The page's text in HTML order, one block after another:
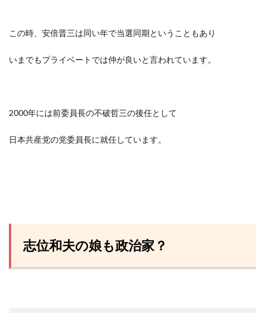
この時、安倍晋三は同い年で当選同期ということもあり
いまでもプライベートでは仲が良いと言われています。
2000年には前委員長の不破哲三の後任として
日本共産党の党委員長に就任しています。
志位和夫の娘も政治家？